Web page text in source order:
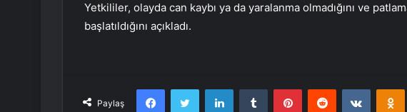
Yetkililer, olayda can kaybı ya da yaralanma olmadığını ve
başlatıldığını açıkladı.
Paylaş
FacebookTwitter LinkedInTumblr PinterestReddit